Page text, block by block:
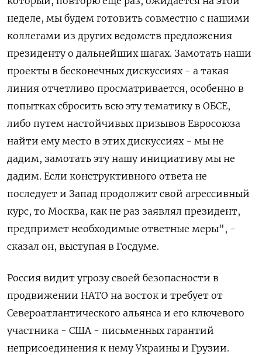
неделе, мы будем готовить совместно с нашими
коллегами из других ведомств предложения
президенту о дальнейших шагах. Замотать наши
проекты в бесконечных дискуссиях - а такая
линия отчетливо просматривается, особенно в
попытках сбросить всю эту тематику в ОБСЕ,
либо путем настойчивых призывов Евросоюза
найти ему место в этих дискуссиях - мы не
дадим, замотать эту нашу инициативу мы не
дадим. Если конструктивного ответа не
последует и Запад продолжит свой агрессивный
курс, то Москва, как не раз заявлял президент,
предпримет необходимые ответные меры", -
сказал он, выступая в Госдуме.
Россия видит угрозу своей безопасности в
продвижении НАТО на восток и требует от
Североатлантического альянса и его ключевого
участника - США - письменных гарантий
неприсоединения к нему Украины и Грузии.